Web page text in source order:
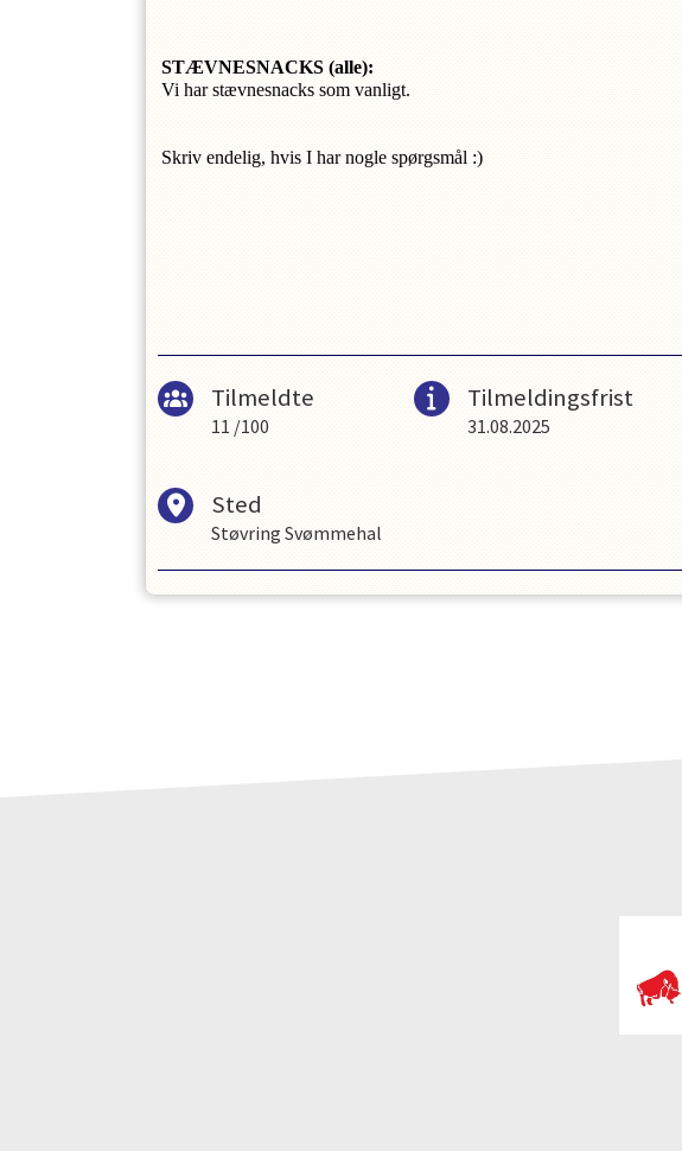
STÆVNESNACKS (alle):
Vi har stævnesnacks som vanligt.
Skriv endelig, hvis I har nogle spørgsmål :)
Tilmeldte
11 /100
Tilmeldingsfrist
31.08.2025
Sted
Støvring Svømmehal